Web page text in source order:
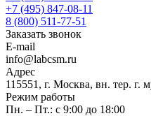
+7 (495) 847-08-11
8 (800) 511-77-51
Заказать звонок
E-mail
info@labcsm.ru
Адрес
115551, г. Москва, вн. тер.
Режим работы
Пн. – Пт.: с 9:00 до 18:00